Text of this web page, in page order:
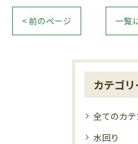
< 前のページ 一覧
カテゴリ
全てのカ
水回り